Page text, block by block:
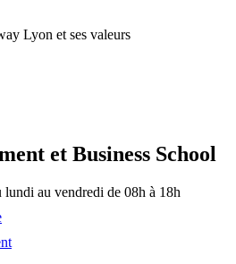
Lyon et ses valeurs
et Business School
lundi au vendredi de 08h à 18h